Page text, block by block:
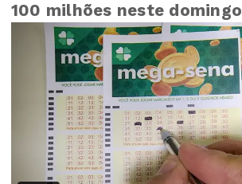
100 milhões neste domingo